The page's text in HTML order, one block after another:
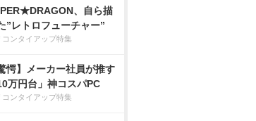
、自ら描
”レトロフューチャー”
コンタイアップ特集
愕】メーカー社員が推す
万円台」神コスパPC
コンタイアップ特集